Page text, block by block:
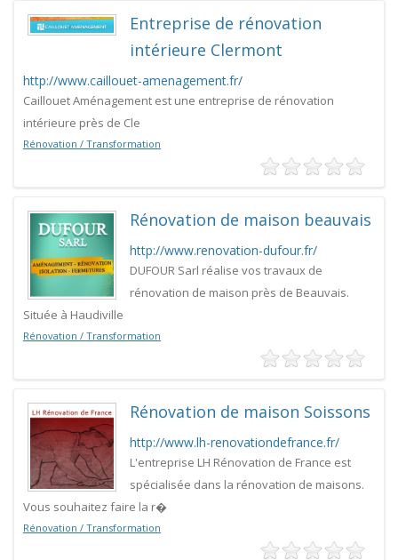
Entreprise de rénovation
intérieure Clermont
http://www.caillouet-amenagement.fr/
Caillouet Aménagement est une entreprise de rénovation
intérieure près de Cle
Rénovation / Transformation
Rénovation de maison beauvais
http://www.renovation-dufour.fr/
DUFOUR Sarl réalise vos travaux de
rénovation de maison près de Beauvais.
Située à Haudiville
Rénovation / Transformation
Rénovation de maison Soissons
http://www.lh-renovationdefrance.fr/
L'entreprise LH Rénovation de France est
spécialisée dans la rénovation de maisons.
Vous souhaitez faire la r�
Rénovation / Transformation